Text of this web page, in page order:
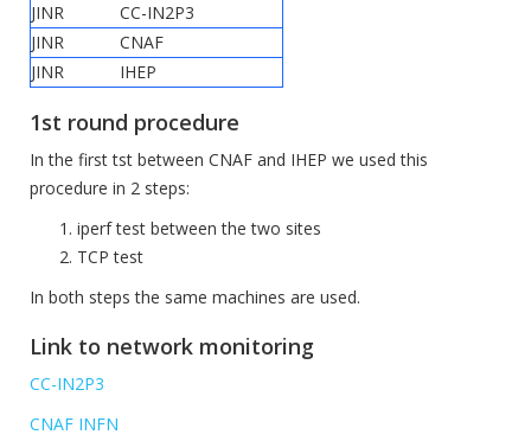
JINR
CC-IN2P3
JINR
CNAF
JINR
IHEP
1st round procedure
In the first tst between CNAF and IHEP we used this
procedure in 2 steps:
iperf test between the two sites
TCP test
In both steps the same machines are used.
Link to network monitoring
CC-IN2P3
CNAF INFN